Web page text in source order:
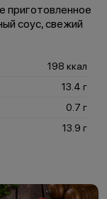
приготовленное
соус, свежий
198 ккал
13.4 г
0.7 г
13.9 г